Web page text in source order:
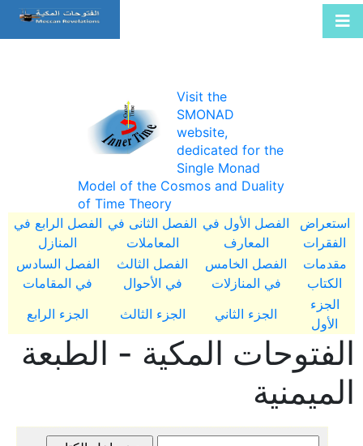
Visit the
SMONAD
website,
dedicated for the
Single Monad
Model of the Cosmos and Duality
of Time Theory
استعراض
الفقرات
الفصل الأول في
المعارف
الفصل الثانى في
المعاملات
الفصل الرابع في
المنازل
مقدمات
الكتاب
الفصل الخامس
في المنازلات
الفصل الثالث
في الأحوال
الفصل السادس
في المقامات
الجزء
الأول
الجزء الثاني الجزء الثالث الجزء الرابع
الفتوحات المكية - الطبعة
الميمنية